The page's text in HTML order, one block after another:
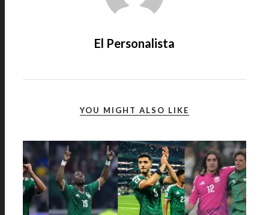
El Personalista
YOU MIGHT ALSO LIKE